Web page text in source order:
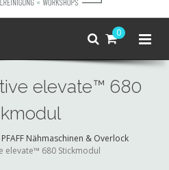
0
elevate™ 680
PFAFF Nähmaschinen & Overlock
elevate™ 680 Stickmodul